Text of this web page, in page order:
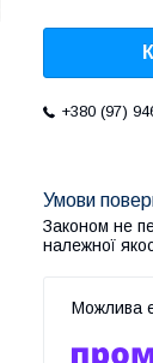
+380 (97)
Законом не
належної